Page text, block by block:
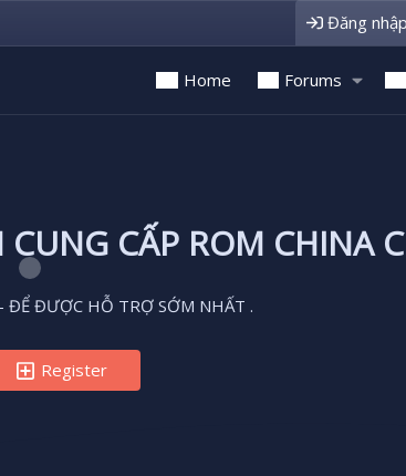
Đăng nhập
Home Forums
CẤP ROM CHINA
ĐƯỢC HỖ TRỢ SỚM NHẤT .
Register